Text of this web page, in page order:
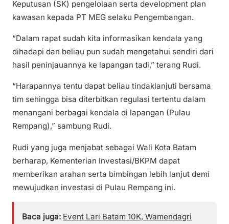
Keputusan (SK) pengelolaan serta development plan
kawasan kepada PT MEG selaku Pengembangan.
“Dalam rapat sudah kita informasikan kendala yang
dihadapi dan beliau pun sudah mengetahui sendiri dari
hasil peninjauannya ke lapangan tadi,” terang Rudi.
“Harapannya tentu dapat beliau tindaklanjuti bersama
tim sehingga bisa diterbitkan regulasi tertentu dalam
menangani berbagai kendala di lapangan (Pulau
Rempang),” sambung Rudi.
Rudi yang juga menjabat sebagai Wali Kota Batam
berharap, Kementerian Investasi/BKPM dapat
memberikan arahan serta bimbingan lebih lanjut demi
mewujudkan investasi di Pulau Rempang ini.
Baca juga: Event Lari Batam 10K, Wamendagri